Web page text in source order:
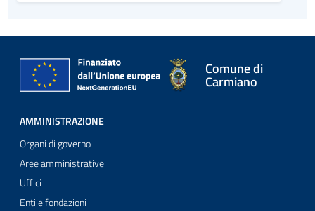
Comune di
Carmiano
AMMINISTRAZIONE
Organi di governo
Aree amministrative
Uffici
Enti e fondazioni